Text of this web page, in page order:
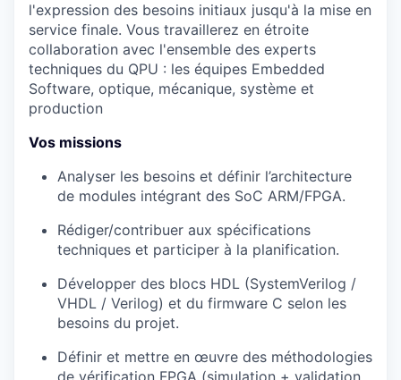
l'expression des besoins initiaux jusqu'à la mise en
service finale. Vous travaillerez en étroite
collaboration avec l'ensemble des experts
techniques du QPU : les équipes Embedded
Software, optique, mécanique, système et
production
Vos missions
Analyser les besoins et définir l’architecture
de modules intégrant des SoC ARM/FPGA.
Rédiger/contribuer aux spécifications
techniques et participer à la planification.
Développer des blocs HDL (SystemVerilog /
VHDL / Verilog) et du firmware C selon les
besoins du projet.
Définir et mettre en œuvre des méthodologies
de vérification FPGA (simulation + validation